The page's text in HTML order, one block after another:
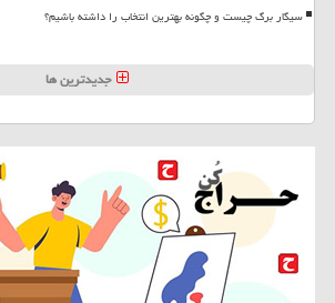
سیگار برگ چیست و چگونه بهترین انتخاب را داشته باشیم؟
جدیدترین ها